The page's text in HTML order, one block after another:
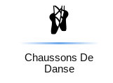
🩰
Chaussons De
Danse